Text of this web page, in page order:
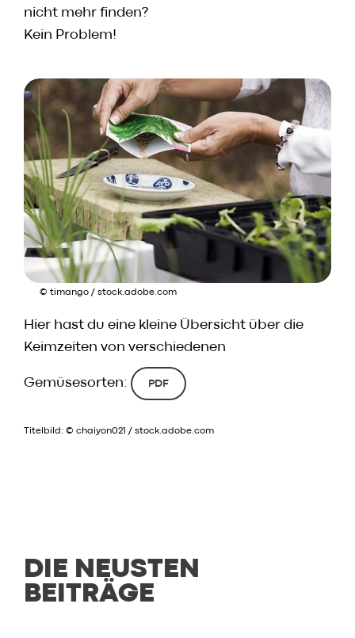
Werbung / Angebote
Vorbestell­service
Newsletter
Anmeldung
HACO App
Daten & Fakten
Karriere
Kontakt
nicht mehr finden?
Kein Problem!
© timango / stock.adobe.com
Hier hast du eine kleine Übersicht über die
Keimzeiten von verschiedenen
Gemüsesorten: PDF
Titelbild: © chaiyon021 / stock.adobe.com
DIE NEUSTEN
BEITRÄGE